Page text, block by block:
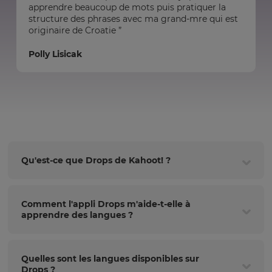
apprendre beaucoup de mots puis pratiquer la
structure des phrases avec ma grand-mre qui est
originaire de Croatie ”
Polly Lisicak
Qu'est-ce que Drops de Kahoot! ?
Comment l'appli Drops m'aide-t-elle à
apprendre des langues ?
Quelles sont les langues disponibles sur
Drops ?